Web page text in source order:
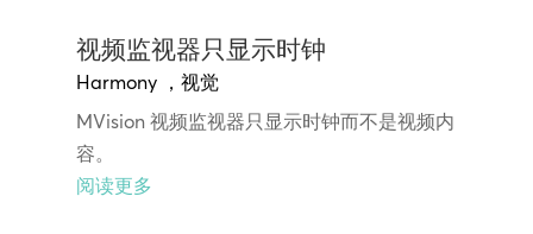
视频监视器只显示时钟
Harmony ， 视觉
MVision 视频监视器只显示时钟而不是视频内
容。
阅读更多